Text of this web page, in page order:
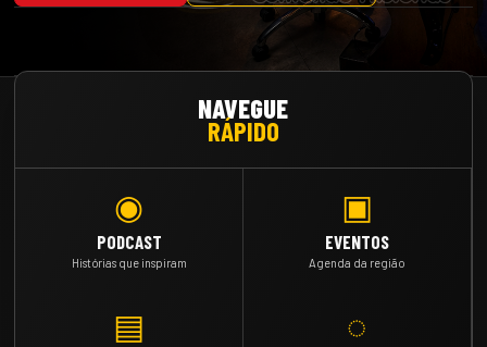
NAVEGUE
RÁPIDO
◉
PODCAST
Histórias que inspiram
▣
EVENTOS
Agenda da região
▤ ◌